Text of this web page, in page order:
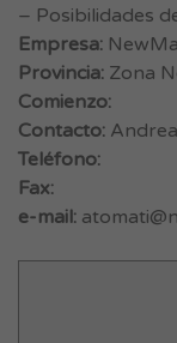
– Posibilidades
Empresa:
Provincia: Zona
Comienzo:
Contacto: Andrea
Teléfono:
Fax:
e-mail: